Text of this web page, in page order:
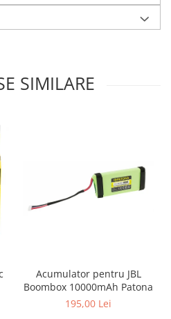
SIMILARE
Acumulator pentru JBL
Boombox 10000mAh Patona
195,00 Lei